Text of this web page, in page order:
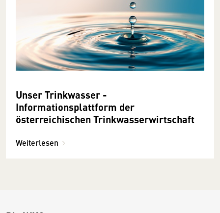
Unser Trinkwasser -
Informationsplattform der
österreichischen Trinkwasserwirtschaft
Weiterlesen